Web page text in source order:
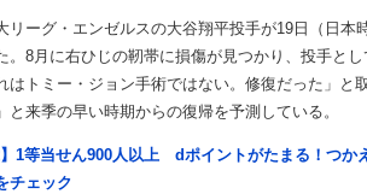
ーグ・エンゼルスの大谷翔平投手が19日（日本
。8月に右ひじの靭帯に損傷が見つかり、投手と
はトミー・ジョン手術ではない。修復だった」
と来季の早い時期からの復帰を予測している。
】1等当せん900人以上 dポイントがたまる！つか
チェック